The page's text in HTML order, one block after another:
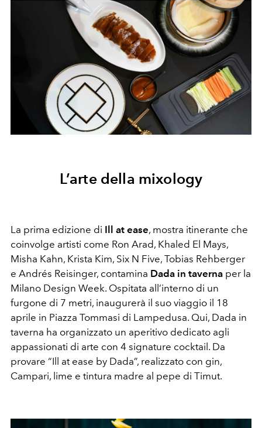
L’arte della mixology
La prima edizione di Ill at ease, mostra itinerante che
coinvolge artisti come Ron Arad, Khaled El Mays,
Misha Kahn, Krista Kim, Six N Five, Tobias Rehberger
e Andrés Reisinger, contamina Dada in taverna per la
Milano Design Week. Ospitata all’interno di un
furgone di 7 metri, inaugurerà il suo viaggio il 18
aprile in Piazza Tommasi di Lampedusa. Qui, Dada in
taverna ha organizzato un aperitivo dedicato agli
appassionati di arte con 4 signature cocktail. Da
provare “Ill at ease by Dada”, realizzato con gin,
Campari, lime e tintura madre al pepe di Timut.